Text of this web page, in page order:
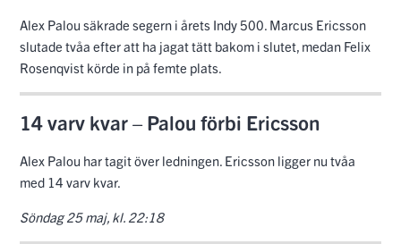
Alex Palou säkrade segern i årets Indy 500. Marcus Ericsson
slutade tvåa efter att ha jagat tätt bakom i slutet, medan Felix
Rosenqvist körde in på femte plats.
14 varv kvar – Palou förbi Ericsson
Alex Palou har tagit över ledningen. Ericsson ligger nu tvåa
med 14 varv kvar.
Söndag 25 maj, kl. 22:18